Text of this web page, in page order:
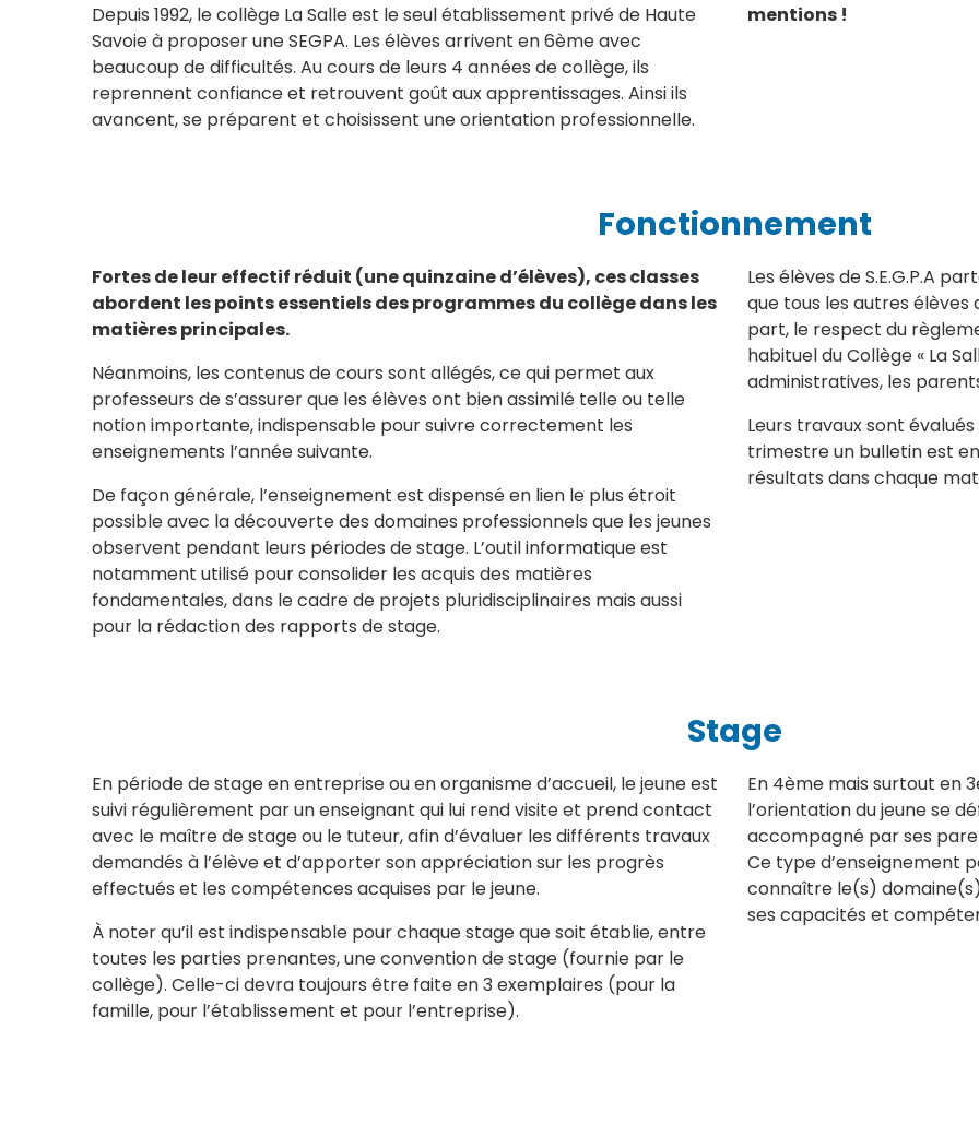
Depuis 1992, le collège La Salle est le seul établissement privé de Haute
Savoie à proposer une SEGPA. Les élèves arrivent en 6ème avec
beaucoup de difficultés. Au cours de leurs 4 années de collège, ils
reprennent confiance et retrouvent goût aux apprentissages. Ainsi ils
avancent, se préparent et choisissent une orientation professionnelle.
mentions !
Fonctionnement
Fortes de leur effectif réduit (une quinzaine d’élèves), ces classes
abordent les points essentiels des programmes du collège dans les
matières principales.
Néanmoins, les contenus de cours sont allégés, ce qui permet aux
professeurs de s’assurer que les élèves ont bien assimilé telle ou telle
notion importante, indispensable pour suivre correctement les
enseignements l’année suivante.
De façon générale, l’enseignement est dispensé en lien le plus étroit
possible avec la découverte des domaines professionnels que les jeunes
observent pendant leurs périodes de stage. L’outil informatique est
notamment utilisé pour consolider les acquis des matières
fondamentales, dans le cadre de projets pluridisciplinaires mais aussi
pour la rédaction des rapports de stage.
Les élèves de S.E.G.P.A
que tous les autres élèves
part, le respect du
habituel du Collège « La
administratives, les
Leurs travaux sont
trimestre un bulletin est
résultats dans chaque
Stage
En période de stage en entreprise ou en organisme d’accueil, le jeune est
suivi régulièrement par un enseignant qui lui rend visite et prend contact
avec le maître de stage ou le tuteur, afin d’évaluer les différents travaux
demandés à l’élève et d’apporter son appréciation sur les progrès
effectués et les compétences acquises par le jeune.
À noter qu’il est indispensable pour chaque stage que soit établie, entre
toutes les parties prenantes, une convention de stage (fournie par le
collège). Celle-ci devra toujours être faite en 3 exemplaires (pour la
famille, pour l’établissement et pour l’entreprise).
En 4ème mais surtout en
l’orientation du jeune se
accompagné par ses
Ce type d’enseignement
connaître le(s)
ses capacités et